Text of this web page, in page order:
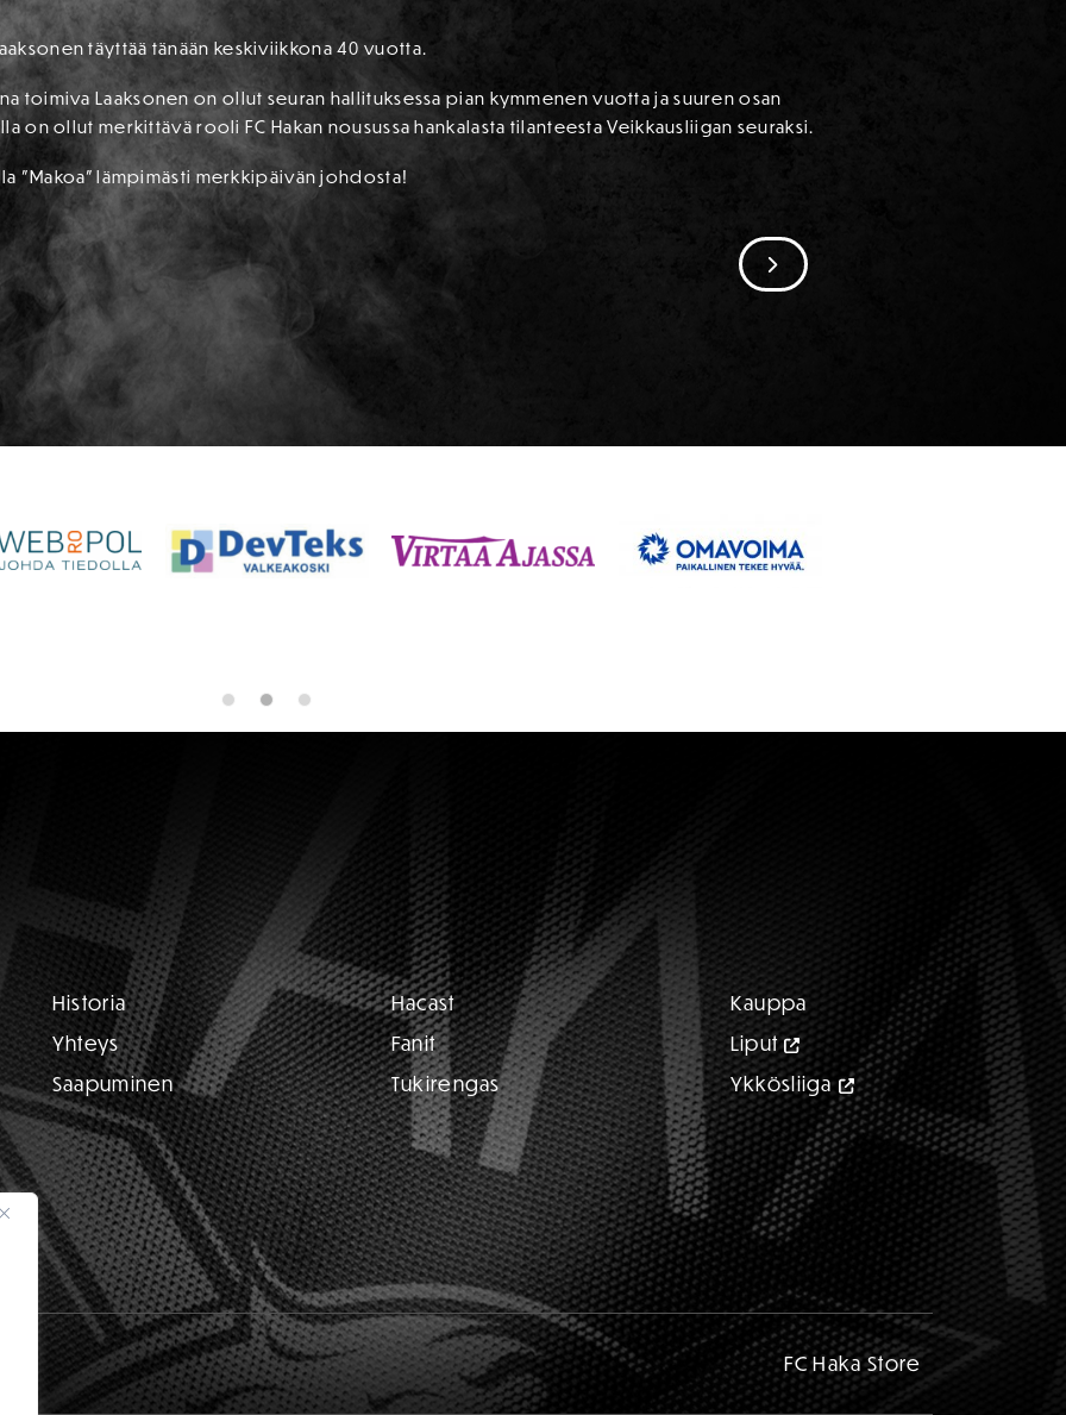
täyttää tänään keskiviikkona 40 vuotta.
toimiva Laaksonen on ollut seuran hallituksessa pian kymmenen vuotta ja suuren osan
on ollut merkittävä rooli FC Hakan nousussa hankalasta tilanteesta Veikkausliigan seuraksi.
”Makoa” lämpimästi merkkipäivän johdosta!
SIIRRY SEURAAVAAN
Historia
Yhteys
Saapuminen
Hacast
Fanit
Tukirengas
Kauppa
Liput
Ykkösliiga
FC Haka Store